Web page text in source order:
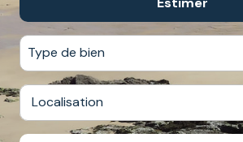
Du neuf
De l'immo pro
Type de bien